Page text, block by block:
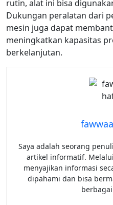
rutin, alat ini bisa
Dukungan peralatan dari
mesin juga dapat
meningkatkan kapasitas
berkelanjutan.
Saya adalah seorang
artikel informatif.
menyajikan informasi
dipahami dan bisa